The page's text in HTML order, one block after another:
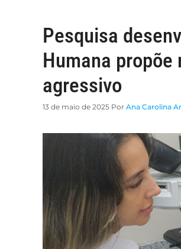
Pesquisa
Humana
agressivo
13 de maio de 2025 Por Ana Carolina